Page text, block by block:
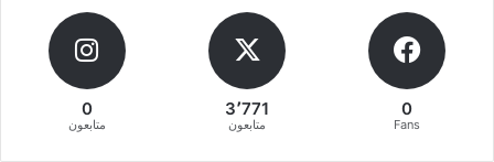
0
Fans
3٬771
متابعون
0
متابعون